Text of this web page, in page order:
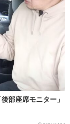
部座席モニター」